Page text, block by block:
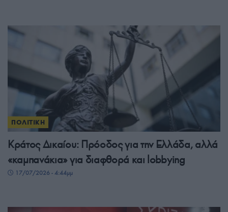
ΠΟΛΙΤΙΚΗ
Κράτος Δικαίου: Πρόοδος για την Ελλάδα, αλλά
«καμπανάκια» για διαφθορά και lobbying
17/07/2026 - 4:44μμ